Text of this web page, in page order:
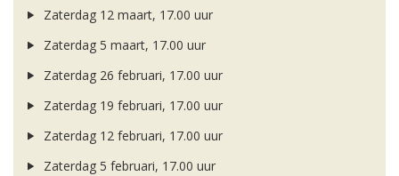
Zaterdag 12 maart, 17.00 uur
Zaterdag 5 maart, 17.00 uur
Zaterdag 26 februari, 17.00 uur
Zaterdag 19 februari, 17.00 uur
Zaterdag 12 februari, 17.00 uur
Zaterdag 5 februari, 17.00 uur